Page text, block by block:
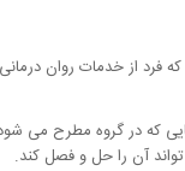
از خدمات روان درمانی
که در گروه مطرح می
آن را حل و فصل کند.